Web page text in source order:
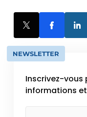
NEWSLETTER
Inscrivez-vous
informations